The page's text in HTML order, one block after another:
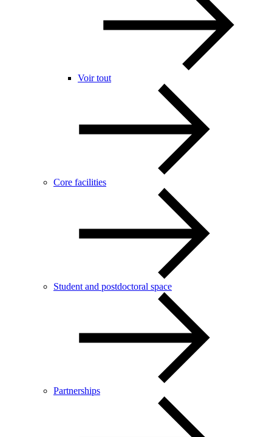
Voir tout
Core facilities
Student and postdoctoral space
Partnerships